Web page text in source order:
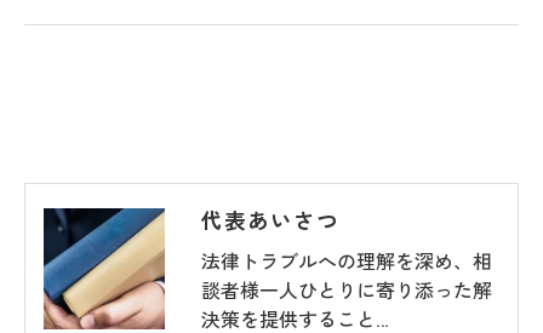
代表あいさつ
法律トラブルへの理解を深め、相
談者様一人ひとりに寄り添った解
決策を提供すること…